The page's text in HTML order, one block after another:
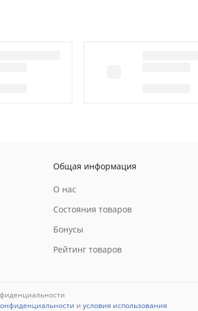
Общая информация
О нас
Состояния товаров
Бонусы
Рейтинг товаров
и условия использования